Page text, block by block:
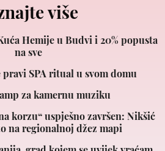
više
Hemije u Budvi i 20% popusta
na sve
SPA ritual u svom domu
za kamernu muziku
korzu“ uspješno završen: Nikšić
na regionalnoj džez mapi